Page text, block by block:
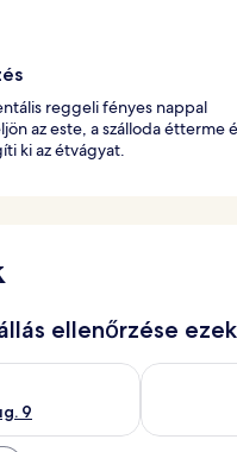
reggeli fényes nappal
az este, a szálloda étterme
ki az étvágyat.
ellenőrzése
9
állás ellenőrzése: aug. 8 -
A holnapi